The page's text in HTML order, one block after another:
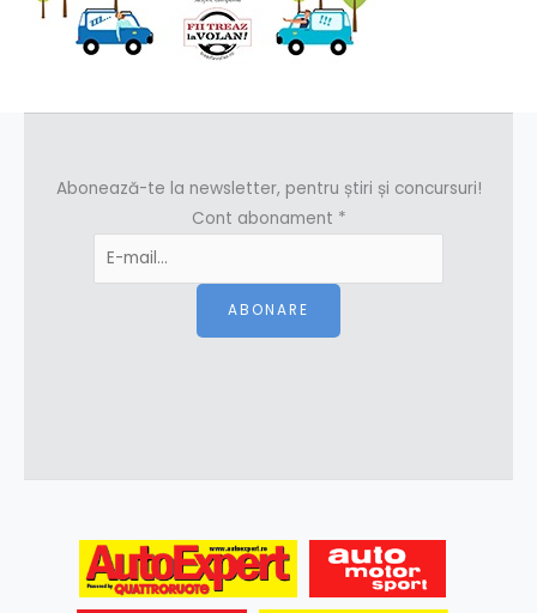
Abonează-te la newsletter, pentru știri și concursuri!
Cont abonament *
ABONARE